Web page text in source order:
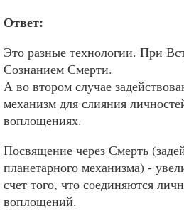
Ответ:
Это разные технологии. При
Сознанием Смерти.
А во втором случае
механизм для слияния
воплощениях.
Посвящение через Смерть
планетарного механизма) -
счет того, что соединяются
воплощений.